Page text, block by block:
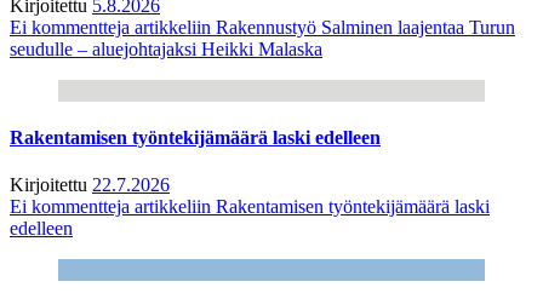
Kirjoitettu 5.8.2026
Ei kommentteja artikkeliin Rakennustyö Salminen laajentaa Turun
seudulle – aluejohtajaksi Heikki Malaska
Rakentamisen työntekijämäärä laski edelleen
Kirjoitettu 22.7.2026
Ei kommentteja artikkeliin Rakentamisen työntekijämäärä laski
edelleen